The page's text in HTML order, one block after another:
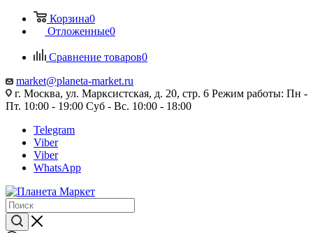
Корзина0
Отложенные0
Сравнение товаров0
market@planeta-market.ru
г. Москва, ул. Марксистская, д. 20, стр. 6 Режим работы: Пн -
Пт. 10:00 - 19:00 Суб - Вс. 10:00 - 18:00
Telegram
Viber
Viber
WhatsApp